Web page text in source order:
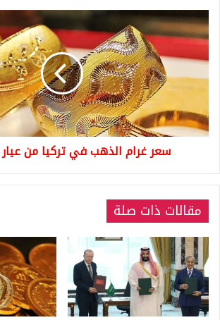
بداخلها
كان
صادماً
سعر
غرام
الذهب
في
تركيا
من
24-
22-
سعر غرام الذهب في تركيا من عيار 24-22-
مقالات ذات صلة